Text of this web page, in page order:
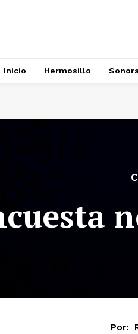
Inicio Hermosillo
Por: